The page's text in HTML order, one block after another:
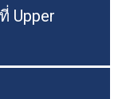
Upper